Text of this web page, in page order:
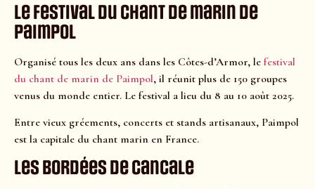
Le festival du chant de marin de
Paimpol
Organisé tous les deux ans dans les Côtes-d’Armor, le festival
du chant de marin de Paimpol, il réunit plus de 150 groupes
venus du monde entier. Le festival a lieu du 8 au 10 août 2025.
Entre vieux gréements, concerts et stands artisanaux, Paimpol
est la capitale du chant marin en France.
Les Bordées de Cancale